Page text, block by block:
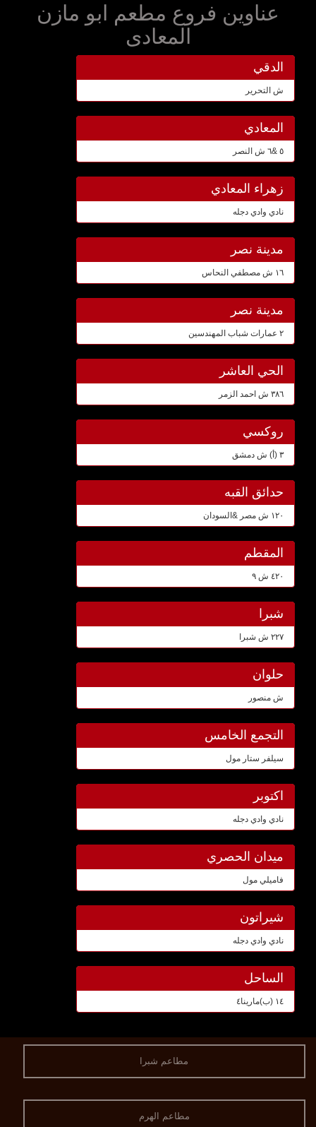
عناوين فروع مطعم ابو مازن
المعادى
الدقي
ش التحرير
المعادي
٥ &٦ ش النصر
زهراء المعادي
نادي وادي دجله
مدينة نصر
١٦ ش مصطفي النحاس
مدينة نصر
٢ عمارات شباب المهندسين
الحي العاشر
٣٨٦ ش احمد الزمر
روكسي
٣ (أ) ش دمشق
حدائق القبه
١٢٠ ش مصر &السودان
المقطم
٤٢٠ ش ٩
شبرا
٢٢٧ ش شبرا
حلوان
ش منصور
التجمع الخامس
سيلفر ستار مول
اكتوبر
نادي وادي دجله
ميدان الحصري
فاميلي مول
شيراتون
نادي وادي دجله
الساحل
١٤ (ب)مارينا٤
مطاعم شبرا
مطاعم الهرم